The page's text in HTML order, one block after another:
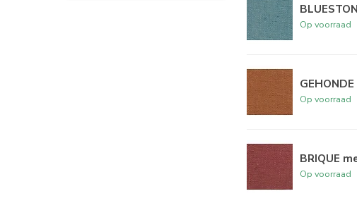
Op voorraad
Op voorraad
BRIQUE
Op voorraad